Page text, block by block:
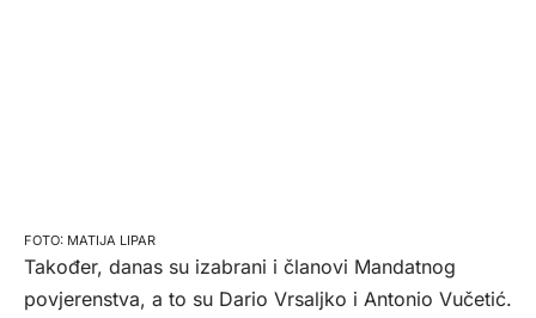
MATIJA LIPAR
Također, danas su izabrani i članovi Mandatnog
povjerenstva, a to su Dario Vrsaljko i Antonio Vučetić.